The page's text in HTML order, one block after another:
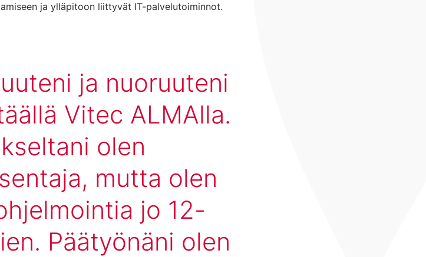
ja ylläpitoon liittyvät IT-palvelutoiminnot.
ja nuoruuteni
Vitec ALMAlla.
olen
mutta olen
jo 12-
Päätyönäni olen